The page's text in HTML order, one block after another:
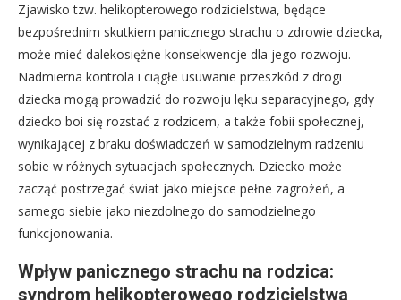
Zjawisko tzw. helikopterowego rodzicielstwa, będące
bezpośrednim skutkiem panicznego strachu o zdrowie dziecka,
może mieć dalekosiężne konsekwencje dla jego rozwoju.
Nadmierna kontrola i ciągłe usuwanie przeszkód z drogi
dziecka mogą prowadzić do rozwoju lęku separacyjnego, gdy
dziecko boi się rozstać z rodzicem, a także fobii społecznej,
wynikającej z braku doświadczeń w samodzielnym radzeniu
sobie w różnych sytuacjach społecznych. Dziecko może
zacząć postrzegać świat jako miejsce pełne zagrożeń, a
samego siebie jako niezdolnego do samodzielnego
funkcjonowania.
Wpływ panicznego strachu na rodzica:
syndrom helikopterowego rodzicielstwa